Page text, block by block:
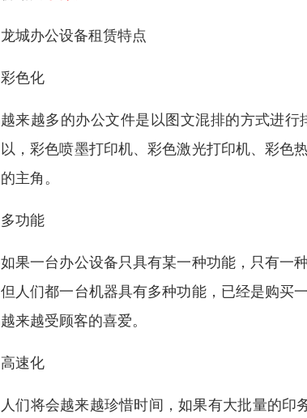
龙城办公设备租赁特点
彩色化
越来越多的办公文件是以图文混排的方式进
以，彩色喷墨打印机、彩色激光打印机、彩色
的主角。
多功能
如果一台办公设备只具有某一种功能，只有一
但人们都一台机器具有多种功能，已经是购买
越来越受顾客的喜爱。
高速化
人们将会越来越珍惜时间，如果有大批量的